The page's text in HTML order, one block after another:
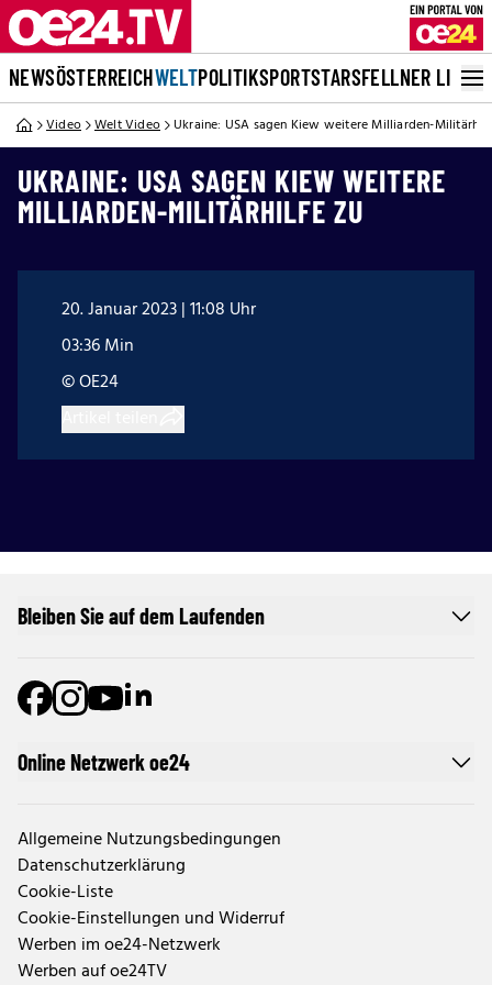
NEWSÖSTERREICHWELTPOLITIKSPORTSTARSFELLNER LIVE
Video Welt Video Ukraine: USA sagen Kiew weitere Milliarden-
UKRAINE: USA SAGEN KIEW WEITERE
MILLIARDEN-MILITÄRHILFE ZU
20. Januar 2023 | 11:08 Uhr
03:36 Min
© OE24
Online Netzwerk oe24
Allgemeine Nutzungsbedingungen
Datenschutzerklärung
Cookie-Liste
Cookie-Einstellungen und Widerruf
Werben im oe24-Netzwerk
Werben auf oe24TV
Bleiben Sie auf dem Laufenden